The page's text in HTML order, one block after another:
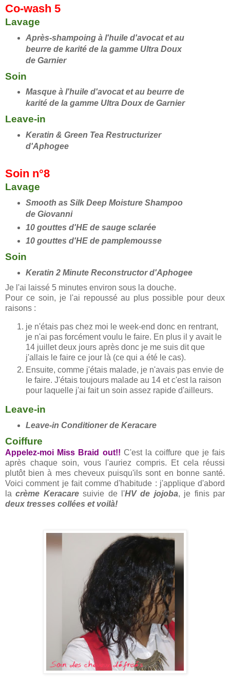
Co-wash 5
Lavage
Après-shampoing à l'huile d'avocat et au
beurre de karité de la gamme Ultra Doux
de Garnier
Soin
Masque à l'huile d'avocat et au beurre de
karité de la gamme Ultra Doux de Garnier
Leave-in
Keratin & Green Tea Restructurizer
d'Aphogee
Soin n°8
Lavage
Smooth as Silk Deep Moisture Shampoo
de Giovanni
10 gouttes d'HE de sauge sclarée
10 gouttes d'HE de pamplemousse
Soin
Keratin 2 Minute Reconstructor d'Aphogee
Je l'ai laissé 5 minutes environ sous la douche.
Pour ce soin, je l'ai repoussé au plus possible pour deux
raisons :
je n'étais pas chez moi le week-end donc en rentrant,
je n'ai pas forcément voulu le faire. En plus il y avait le
14 juillet deux jours après donc je me suis dit que
j'allais le faire ce jour là (ce qui a été le cas).
Ensuite, comme j'étais malade, je n'avais pas envie de
le faire. J'étais toujours malade au 14 et c'est la raison
pour laquelle j'ai fait un soin assez rapide d'ailleurs.
Leave-in
Leave-in Conditioner de Keracare
Coiffure
Appelez-moi Miss Braid out!! C'est la coiffure que je fais
après chaque soin, vous l'auriez compris. Et cela réussi
plutôt bien à mes cheveux puisqu'ils sont en bonne santé.
Voici comment je fait comme d'habitude : j'applique d'abord
lacrème Keracaresuivie de l'HV de jojoba, je finis par
deux tresses collées et voilà!